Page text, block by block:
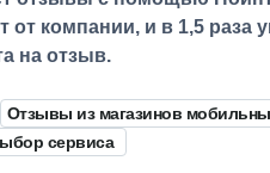
от компании, и в 1,5 раза
на отзыв.
Отзывы из магазинов
сервиса